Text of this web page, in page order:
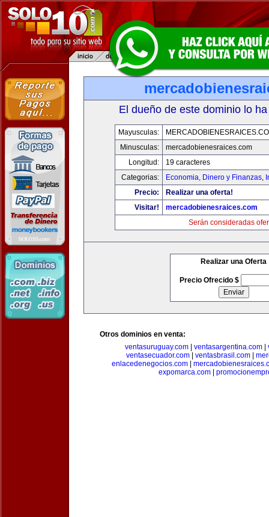
El dueño de este dominio lo
Mayusculas:
Minusculas:
mercadobienesraices.com
Longitud:
19 caracteres
Categorias:
Economia, Dinero y Finanzas,
Precio:
Realizar una oferta!
Visitar!
mercadobienesraices.com
Serán consideradas
Realizar una Oferta
Precio Ofrecido $
Otros dominios en venta:
ventasuruguay.com| ventasargentina.com|
ventasecuador.com| ventasbrasil.com|
enlacedenegocios.com|
expomarca.com|